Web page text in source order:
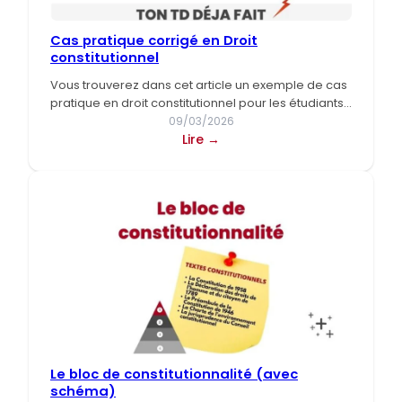
Cas pratique corrigé en Droit
constitutionnel
Vous trouverez dans cet article un exemple de cas
pratique en droit constitutionnel pour les étudiants
09/03/2026
Lire →
corrigé
en
Droit
constitutionnel
Le bloc de constitutionnalité (avec
schéma)